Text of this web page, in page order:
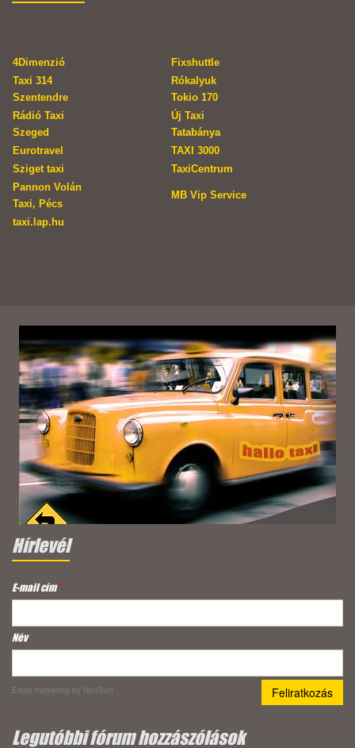
4Dimenzió
Fixshuttle
Taxi 314
Szentendre
Rókalyuk
Tokio 170
Rádió Taxi
Szeged
Új Taxi
Tatabánya
Eurotravel
TAXI 3000
Sziget taxi
TaxiCentrum
Pannon Volán
Taxi, Pécs
MB Vip Service
taxi.lap.hu
Hírlevél
E-mail cím*
Név
Email marketing by NeoSoft
Legutóbbi fórum hozzászólások